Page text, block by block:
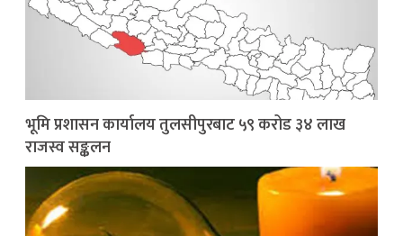
भूमि प्रशासन कार्यालय तुलसीपुरबाट ५९ करोड ३४ लाख
राजस्व सङ्कलन